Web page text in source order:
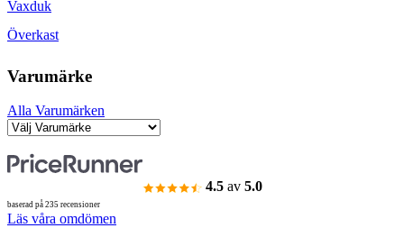
Vaxduk
Överkast
Varumärke
Alla Varumärken
4.5 av 5.0
baserad på 235 recensioner
Läs våra omdömen